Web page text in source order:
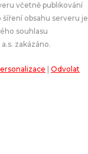
včetně publikování
šíření obsahu serveru je
souhlasu
zakázáno.
Odvolat